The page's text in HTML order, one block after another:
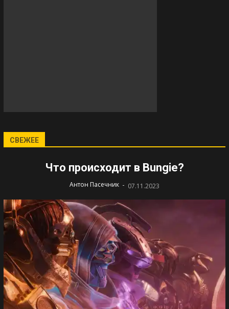
СВЕЖЕЕ
Что происходит в Bungie?
Антон Пасечник - 07.11.2023